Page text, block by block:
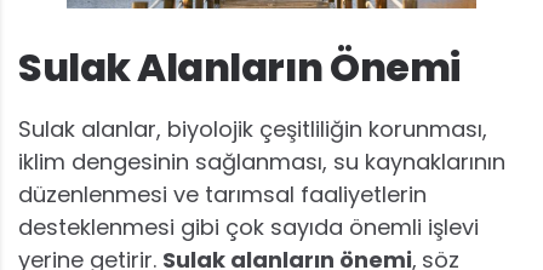
Sulak Alanların Önemi
Sulak alanlar, biyolojik çeşitliliğin korunması,
iklim dengesinin sağlanması, su kaynaklarının
düzenlenmesi ve tarımsal faaliyetlerin
desteklenmesi gibi çok sayıda önemli işlevi
yerine getirir. Sulak alanların önemi, söz